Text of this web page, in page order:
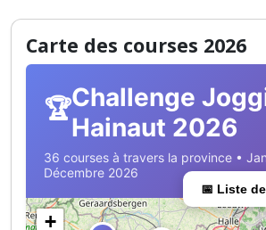
Carte des courses 2026